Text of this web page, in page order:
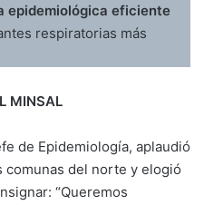
epidemiológica eficiente
respiratorias más
MINSAL
de Epidemiología, aplaudió
del norte y elogió
“Queremos